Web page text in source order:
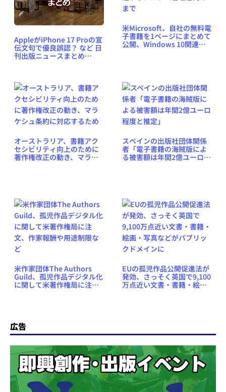
AppleがiPhone 17 Proの宣
伝文句で優良誤認？ など 日
刊出版ニュースまとめ
米Microsoft、自社の無料電
子書籍を1ページにまとめて
公開、Windows 10関連か
オーストラリア、書籍アク
セシビリティ向上のために
著作権改正の動き、マラケ
スペインの出版社団体関係
者「電子書籍の海賊版によ
る被害額は年間2億ユーロ程
米作家団体The Authors
Guild、孤児作品デジタル化
に関して米著作権局に注
EUの孤児作品公開促進法が
発効、さっそく英国で9,100
万点近い文書・書籍・絵
広告